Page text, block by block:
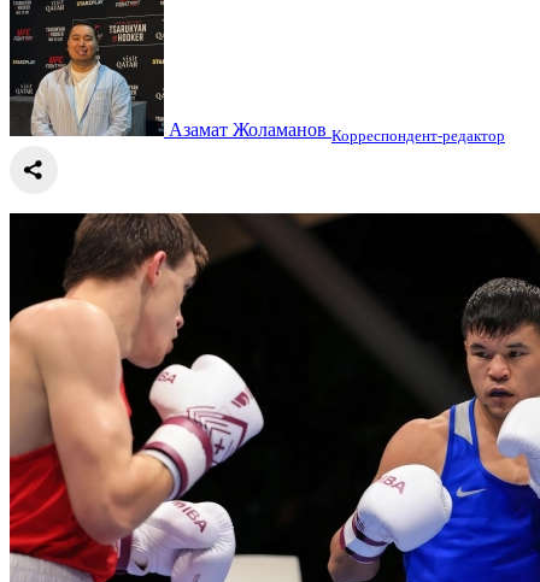
Азамат Жоламанов Корреспондент-редактор